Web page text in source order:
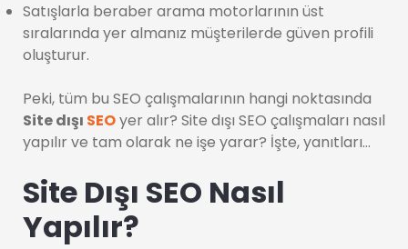
Satışlarla beraber arama motorlarının üst
sıralarında yer almanız müşterilerde güven profili
oluşturur.
Peki, tüm bu SEO çalışmalarının hangi noktasında
Site dışı SEOyer alır? Site dışı SEO çalışmaları nasıl
yapılır ve tam olarak ne işe yarar? İşte, yanıtları…
Site Dışı SEO Nasıl
Yapılır?